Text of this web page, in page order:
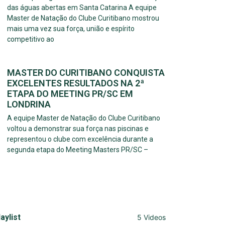
das águas abertas em Santa Catarina A equipe
Master de Natação do Clube Curitibano mostrou
mais uma vez sua força, união e espírito
competitivo ao
MASTER DO CURITIBANO CONQUISTA
EXCELENTES RESULTADOS NA 2ª
ETAPA DO MEETING PR/SC EM
LONDRINA
A equipe Master de Natação do Clube Curitibano
voltou a demonstrar sua força nas piscinas e
representou o clube com excelência durante a
segunda etapa do Meeting Masters PR/SC –
5 Videos